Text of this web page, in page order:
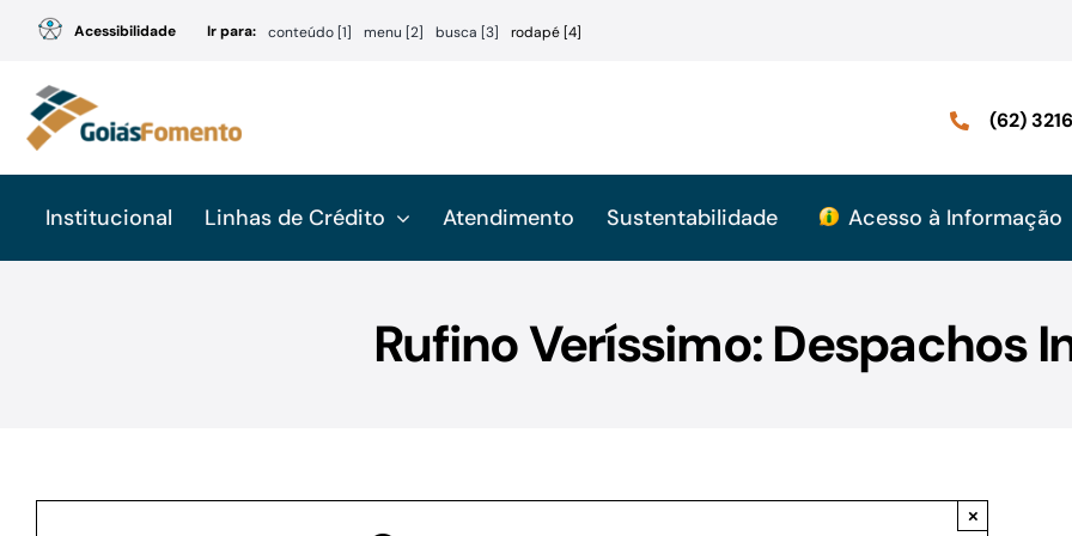
conteúdo
Acessibilidade Ir para: conteúdo [1] menu [2] busca [3] rodapé [4]
(62)
Institucional Linhas de Crédito Atendimento Sustentabilidade Acesso à Informação
Rufino Veríssimo: Despachos
×